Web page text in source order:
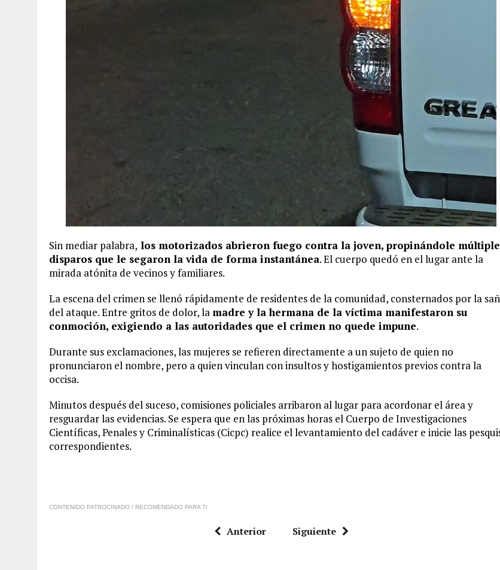
Sin mediar palabra, los motorizados abrieron fuego contra la joven, propinándole
disparos que le segaron la vida de forma instantánea. El cuerpo quedó en el lugar ante la
mirada atónita de vecinos y familiares.
La escena del crimen se llenó rápidamente de residentes de la comunidad, consternados por la
del ataque. Entre gritos de dolor, la madre y la hermana de la víctima manifestaron su
conmoción, exigiendo a las autoridades que el crimen no quede impune.
Durante sus exclamaciones, las mujeres se refieren directamente a un sujeto de quien no
pronunciaron el nombre, pero a quien vinculan con insultos y hostigamientos previos contra la
occisa.
Minutos después del suceso, comisiones policiales arribaron al lugar para acordonar el área y
resguardar las evidencias. Se espera que en las próximas horas el Cuerpo de Investigaciones
Científicas, Penales y Criminalísticas (Cicpc) realice el levantamiento del cadáver e inicie las
correspondientes.
CONTENIDO PATROCINADO / RECOMENDADO PARA TI
Anterior Siguiente